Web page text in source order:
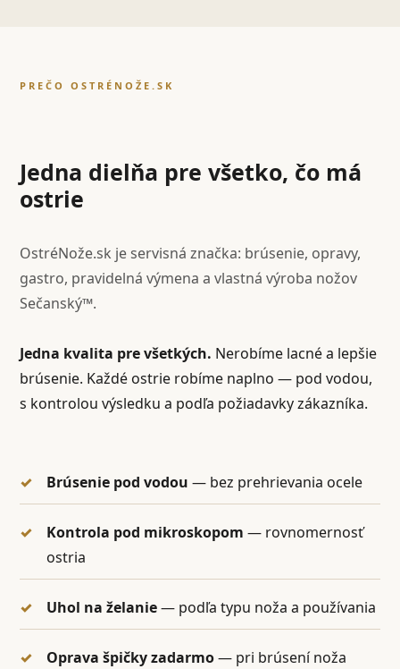
PREČO OSTRÉNOŽE.SK
Jedna dielňa pre všetko, čo má
ostrie
OstréNože.sk je servisná značka: brúsenie, opravy,
gastro, pravidelná výmena a vlastná výroba nožov
Sečanský™.
Jedna kvalita pre všetkých. Nerobíme lacné a lepšie
brúsenie. Každé ostrie robíme naplno — pod vodou,
s kontrolou výsledku a podľa požiadavky zákazníka.
Brúsenie pod vodou — bez prehrievania ocele
Kontrola pod mikroskopom — rovnomernosť
ostria
Uhol na želanie— podľa typu noža a používania
Oprava špičky zadarmo— pri brúsení noža